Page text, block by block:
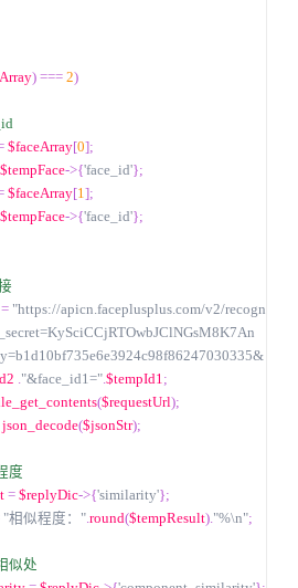
) === 2)
$faceArray[0];
$tempFace->{'face_id'};
$faceArray[1];
$tempFace->{'face_id'};
= "https://apicn.faceplusplus.com/v2/recogn
."&face_id1=".$tempId1;
($requestUrl);
json_decode($jsonStr);
度
= $replyDic->{'similarity'};
"相似程度：".round($tempResult)."%\n";
似处